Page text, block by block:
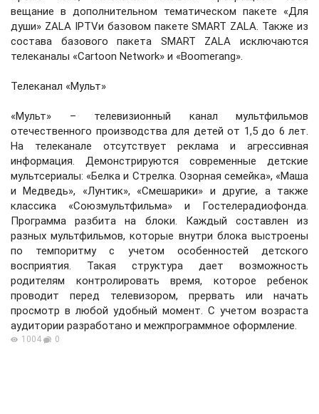
вещание в дополнительном тематическом пакете «Для
души» ZALA IPTVи базовом пакете SMART ZALA. Также из
состава базового пакета SMART ZALA исключаются
телеканалы «Cartoon Network» и «Boomerang».
Телеканал «Мульт»
«Мульт» – телевизионный канал мультфильмов
отечественного производства для детей от 1,5 до 6 лет.
На телеканале отсутствует реклама и агрессивная
информация. Демонстрируются современные детские
мультсериалы: «Белка и Стрелка. Озорная семейка», «Маша
и Медведь», «Лунтик», «Смешарики» и другие, а также
классика «Союзмультфильма» и Гостелерадиофонда.
Программа разбита на блоки. Каждый составлен из
разных мультфильмов, которые внутри блока выстроены
по темпоритму с учетом особенностей детского
восприятия. Такая структура дает возможность
родителям контролировать время, которое ребенок
проводит перед телевизором, прервать или начать
просмотр в любой удобный момент. С учетом возраста
аудитории разработано и межпрограммное оформление.
1004 0